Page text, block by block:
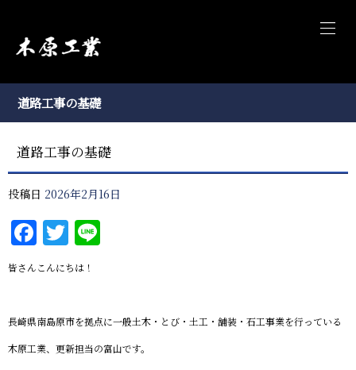
道路工事の基礎
道路工事の基礎
投稿日 2026年2月16日
Facebook
Twitter
皆さんこんにちは！
長崎県南島原市を拠点に一般土木・とび・土工・舗装・石工事業を行っている
木原工業、更新担当の富山です。